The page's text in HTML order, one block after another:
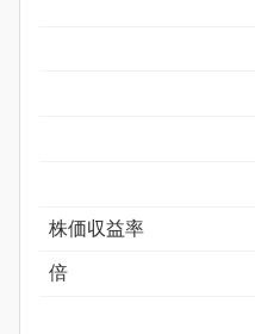
株価収益率
倍